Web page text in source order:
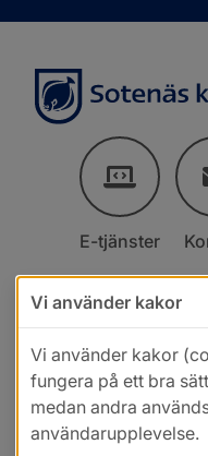
E-tjänster
Vi använder kakor
Vi använder kakor
fungera på ett bra
medan andra
användarupplevelse.